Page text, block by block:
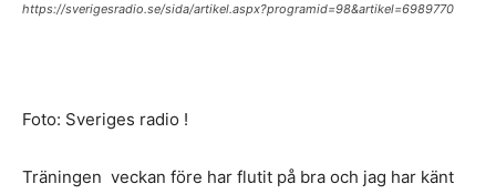
https://sverigesradio.se/sida/artikel.aspx?programid=98&artikel=6989770
Foto: Sveriges radio !
Träningen veckan före har flutit på bra och jag har känt